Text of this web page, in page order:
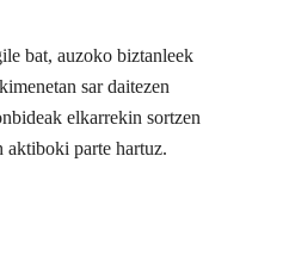
bat, auzoko biztanleek
sar daitezen
elkarrekin sortzen
aktiboki parte hartuz.